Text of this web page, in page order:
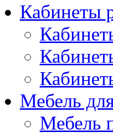
Кабинеты
Мебель
Мебель